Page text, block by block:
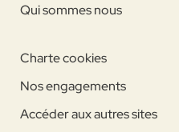
Qui sommes nous
Charte cookies
Nos engagements
Accéder aux autres sites